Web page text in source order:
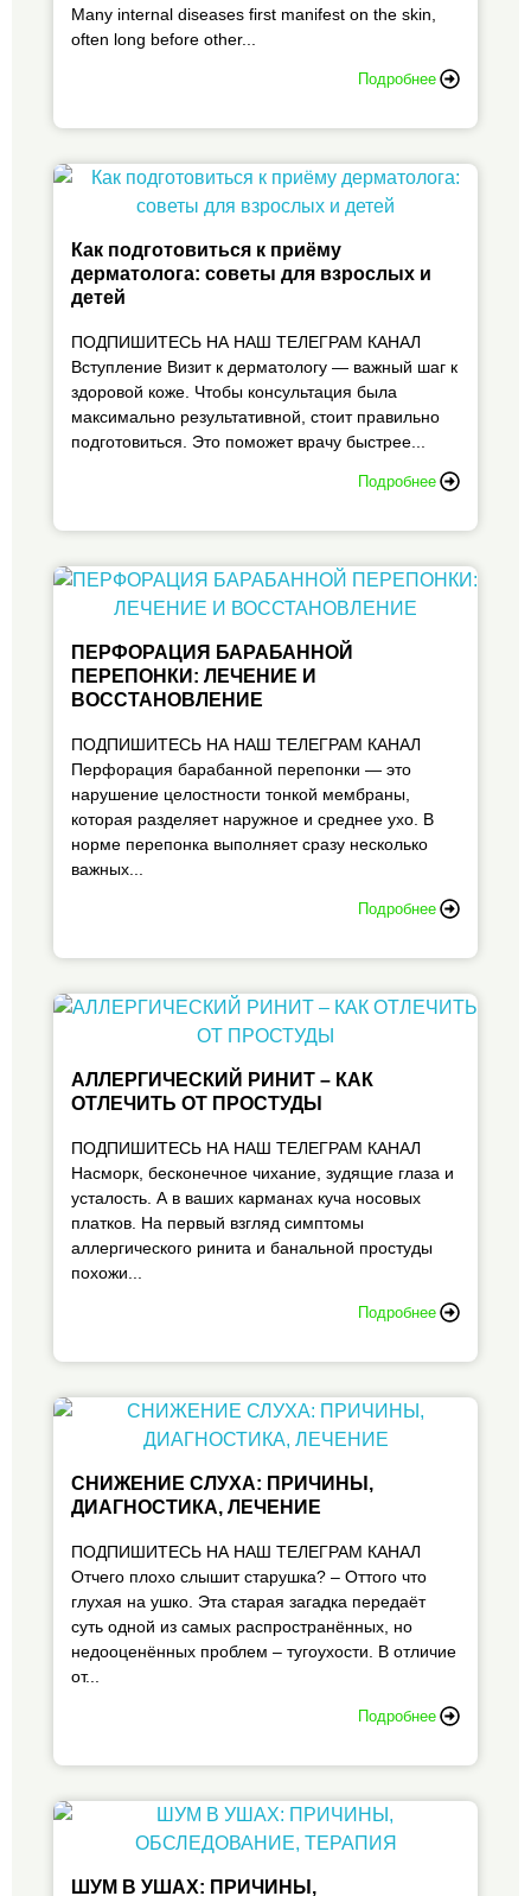
Many internal diseases first manifest on the skin,
often long before other...
Подробнее
Как подготовиться к приёму
дерматолога: советы для взрослых и
детей
ПОДПИШИТЕСЬ НА НАШ ТЕЛЕГРАМ КАНАЛ
Вступление Визит к дерматологу — важный шаг к
здоровой коже. Чтобы консультация была
максимально результативной, стоит правильно
подготовиться. Это поможет врачу быстрее...
Подробнее
ПЕРФОРАЦИЯ БАРАБАННОЙ
ПЕРЕПОНКИ: ЛЕЧЕНИЕ И
ВОССТАНОВЛЕНИЕ
ПОДПИШИТЕСЬ НА НАШ ТЕЛЕГРАМ КАНАЛ
Перфорация барабанной перепонки — это
нарушение целостности тонкой мембраны,
которая разделяет наружное и среднее ухо. В
норме перепонка выполняет сразу несколько
важных...
Подробнее
АЛЛЕРГИЧЕСКИЙ РИНИТ – КАК
ОТЛЕЧИТЬ ОТ ПРОСТУДЫ
ПОДПИШИТЕСЬ НА НАШ ТЕЛЕГРАМ КАНАЛ
Насморк, бесконечное чихание, зудящие глаза и
усталость. А в ваших карманах куча носовых
платков. На первый взгляд симптомы
аллергического ринита и банальной простуды
похожи...
Подробнее
СНИЖЕНИЕ СЛУХА: ПРИЧИНЫ,
ДИАГНОСТИКА, ЛЕЧЕНИЕ
ПОДПИШИТЕСЬ НА НАШ ТЕЛЕГРАМ КАНАЛ
Отчего плохо слышит старушка? – Оттого что
глухая на ушко. Эта старая загадка передаёт
суть одной из самых распространённых, но
недооценённых проблем – тугоухости. В отличие
от...
Подробнее
ШУМ В УШАХ: ПРИЧИНЫ,